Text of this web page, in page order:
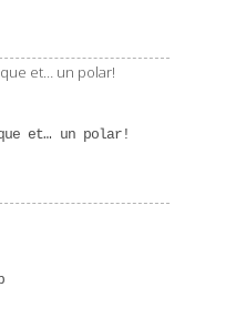
et… un polar!